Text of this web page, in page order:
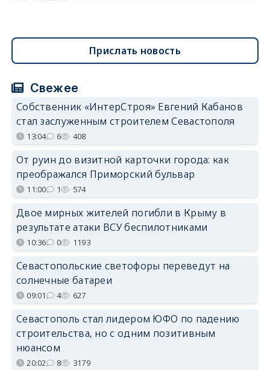
Прислать новость
Свежее
Собственник «ИнтерСтроя» Евгений Кабанов
стал заслуженным строителем Севастополя
13:04 6 408
От руин до визитной карточки города: как
преображался Приморский бульвар
11:00 1 574
Двое мирных жителей погибли в Крыму в
результате атаки ВСУ беспилотниками
10:36 0 1193
Севастопольские светофоры переведут на
солнечные батареи
09:01 4 627
Севастополь стал лидером ЮФО по падению
строительства, но с одним позитивным
нюансом
20:02 8 3179